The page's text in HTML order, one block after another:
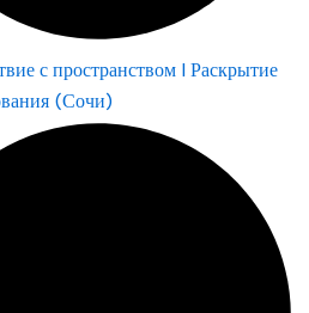
с пространством | Раскрытие
(Сочи)